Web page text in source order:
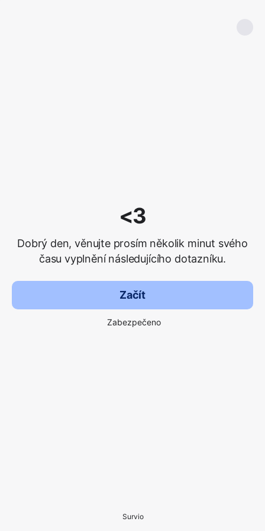
<3
Dobrý den, věnujte prosím několik minut svého
času vyplnění následujícího dotazníku.
Začít
Zabezpečeno
Survio